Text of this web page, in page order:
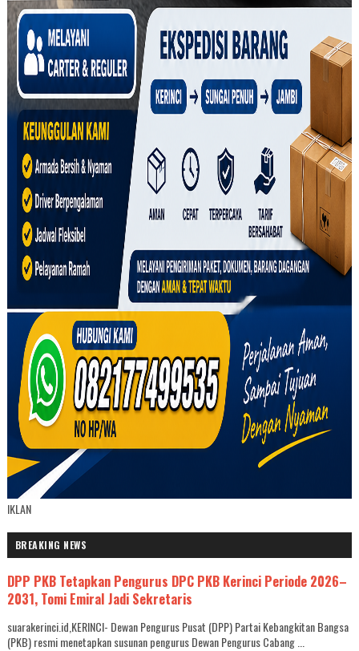
IKLAN
BREAKING NEWS
DPP PKB Tetapkan Pengurus DPC PKB Kerinci Periode 2026–
2031, Tomi Emiral Jadi Sekretaris
suarakerinci.id,KERINCI- Dewan Pengurus Pusat (DPP) Partai Kebangkitan Bangsa
(PKB) resmi menetapkan susunan pengurus Dewan Pengurus Cabang ...